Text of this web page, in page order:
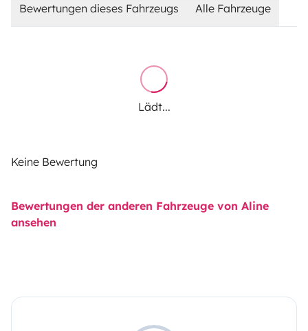
Bewertungen dieses Fahrzeugs Alle Fahrzeuge
Lädt...
Keine Bewertung
Bewertungen der anderen Fahrzeuge von Aline
ansehen